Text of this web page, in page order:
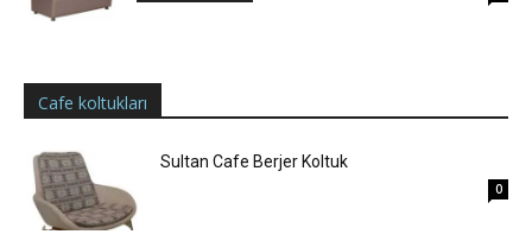
Cafe koltukları
Sultan Cafe Berjer Koltuk
0